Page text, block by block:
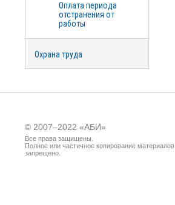
Оплата периода
отстранения от
работы
Охрана труда
© 2007–2022 «АБИ»
Все права защищены.
Полное или частичное копирование материалов
запрещено.